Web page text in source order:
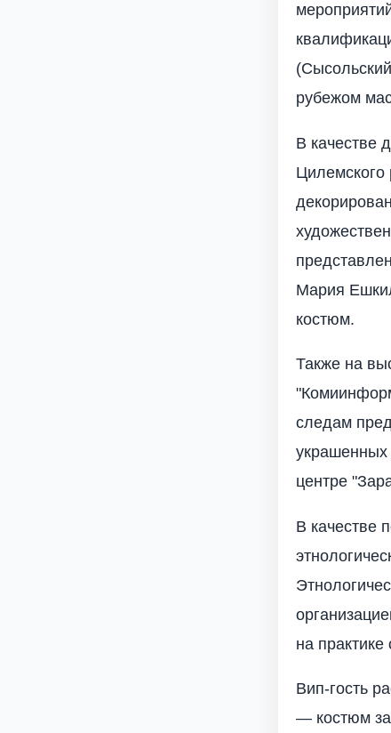
рубежом
В качестве
Цилемского
Мария
костюм.
Также на
следам
украшенных
центре
В качестве
на
Вип-гость
— костюм